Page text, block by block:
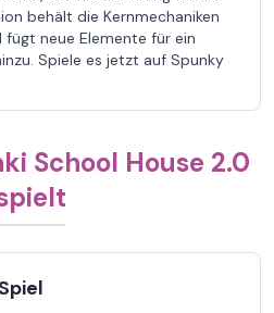
behält die Kernmechaniken
neue Elemente für ein
Spiele es jetzt auf Spunky
School House 2.0